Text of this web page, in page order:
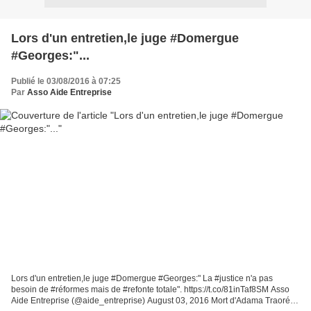
Lors d'un entretien,le juge #Domergue
#Georges:"...
Publié le 03/08/2016 à 07:25
Par Asso Aide Entreprise
Lors d'un entretien,le juge #Domergue #Georges:" La #justice n'a pas
besoin de #réformes mais de #refonte totale". https://t.co/81inTaf8SM Asso
Aide Entreprise (@aide_entreprise) August 03, 2016 Mort d'Adama Traoré :